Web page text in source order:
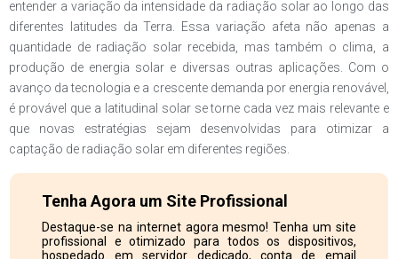
entender a variação da intensidade da radiação solar ao longo das
diferentes latitudes da Terra. Essa variação afeta não apenas a
quantidade de radiação solar recebida, mas também o clima, a
produção de energia solar e diversas outras aplicações. Com o
avanço da tecnologia e a crescente demanda por energia renovável,
é provável que a latitudinal solar se torne cada vez mais relevante e
que novas estratégias sejam desenvolvidas para otimizar a
captação de radiação solar em diferentes regiões.
Tenha Agora um Site Profissional
Destaque-se na internet agora mesmo! Tenha um site
profissional e otimizado para todos os dispositivos,
hospedado em servidor dedicado, conta de email